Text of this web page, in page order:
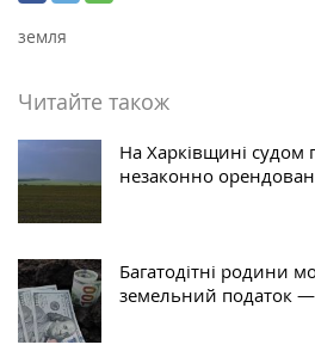
земля
Читайте також
На Харківщині судом
незаконно
Багатодітні родини
земельний податок